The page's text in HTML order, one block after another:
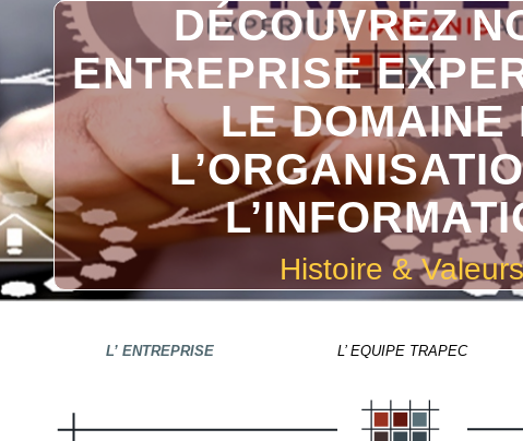
DÉCOUVREZ
ENTREPRISE
LE DOMAINE
Histoire & Valeurs
L’ ENTREPRISE L’ EQUIPE TRAPEC